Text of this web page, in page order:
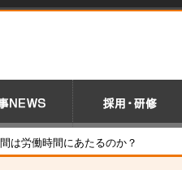
は労働時間にあたるのか？